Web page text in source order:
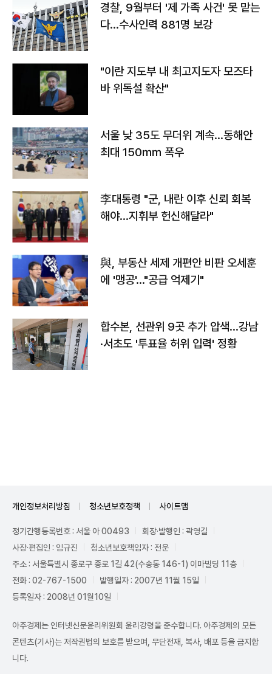
경찰, 9월부터 '제 가족 사건' 못 맡는
다…수사인력 881명 보강
"이란 지도부 내 최고지도자 모즈타
바 위독설 확산"
서울 낮 35도 무더위 계속…동해안
최대 150㎜ 폭우
李대통령 "군, 내란 이후 신뢰 회복
해야…지휘부 헌신해달라"
與, 부동산 세제 개편안 비판 오세훈
에 '맹공'…"공급 억제기"
합수본, 선관위 9곳 추가 압색…강남
·서초도 '투표율 허위 입력' 정황
개인정보처리방침 청소년보호정책 사이트맵
정기간행등록번호 : 서울 아 00493
회장·발행인 : 곽영길
사장·편집인 : 임규진
청소년보호책임자 : 전운
주소 : 서울특별시 종로구 종로 1길 42(수송동 146-1) 이마빌딩 11층
전화 : 02-767-1500
발행일자 : 2007년 11월 15일
등록일자 : 2008년 01월10일
아주경제는 인터넷신문윤리위원회 윤리강령을 준수합니다. 아주경제의 모든
콘텐츠(기사)는 저작권법의 보호를 받으며, 무단전재, 복사, 배포 등을 금지합
니다.